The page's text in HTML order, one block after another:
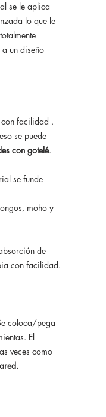
se le aplica
lo que le
un diseño
con facilidad .
se puede
con gotelé.
se funde
moho y
de
con facilidad.
coloca/pega
El
veces como